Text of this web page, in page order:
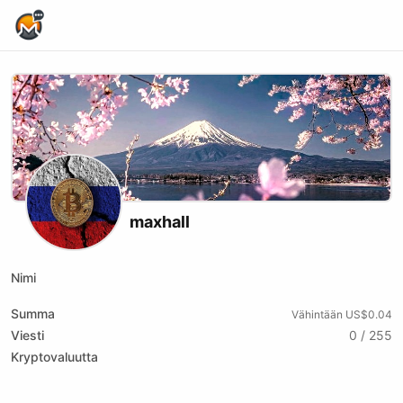
maxhall
Nimi
Summa Vähintään US$0.04
Viesti
0 / 255
Kryptovaluutta